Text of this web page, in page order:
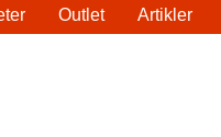
Outlet Artikler